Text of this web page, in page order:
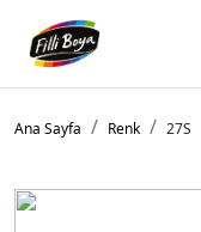
Ana Sayfa Renk 27S